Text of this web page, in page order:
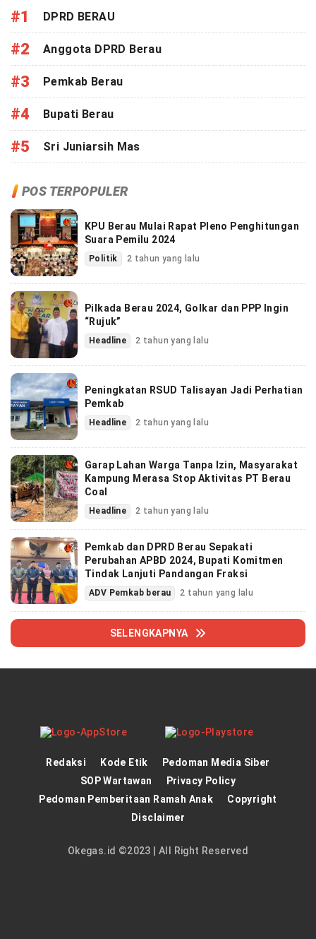
#1 DPRD BERAU
#2 Anggota DPRD Berau
#3 Pemkab Berau
#4 Bupati Berau
#5 Sri Juniarsih Mas
POS TERPOPULER
KPU Berau Mulai Rapat Pleno Penghitungan
Suara Pemilu 2024
Politik 2 tahun yang lalu
Pilkada Berau 2024, Golkar dan PPP Ingin
“Rujuk”
Headline 2 tahun yang lalu
Peningkatan RSUD Talisayan Jadi Perhatian
Pemkab
Headline 2 tahun yang lalu
Garap Lahan Warga Tanpa Izin, Masyarakat
Kampung Merasa Stop Aktivitas PT Berau
Coal
Headline 2 tahun yang lalu
Pemkab dan DPRD Berau Sepakati
Perubahan APBD 2024, Bupati Komitmen
Tindak Lanjuti Pandangan Fraksi
ADV Pemkab berau 2 tahun yang lalu
SELENGKAPNYA
Redaksi Kode Etik
Pedoman Media Siber
SOP Wartawan
Privacy Policy
Pedoman Pemberitaan Ramah Anak
Copyright
Disclaimer
Okegas.id ©2023 | All Right Reserved